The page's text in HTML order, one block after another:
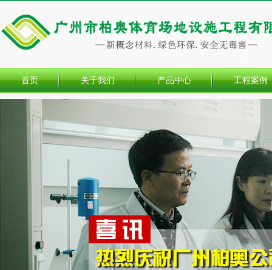
首页 关于我们 产品中心 工程案例